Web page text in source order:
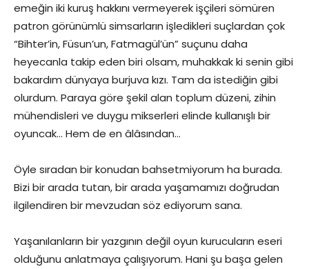
emeğin iki kuruş hakkını vermeyerek işçileri sömüren
patron görünümlü simsarların işledikleri suçlardan çok
“Bihter’in, Füsun’un, Fatmagül’ün” suçunu daha
heyecanla takip eden biri olsam, muhakkak ki senin gibi
bakardım dünyaya burjuva kızı. Tam da istediğin gibi
olurdum. Paraya göre şekil alan toplum düzeni, zihin
mühendisleri ve duygu mikserleri elinde kullanışlı bir
oyuncak… Hem de en âlâsından…
Öyle sıradan bir konudan bahsetmiyorum ha burada.
Bizi bir arada tutan, bir arada yaşamamızı doğrudan
ilgilendiren bir mevzudan söz ediyorum sana.
Yaşanılanların bir yazgının değil oyun kurucuların eseri
olduğunu anlatmaya çalışıyorum. Hani şu başa gelen